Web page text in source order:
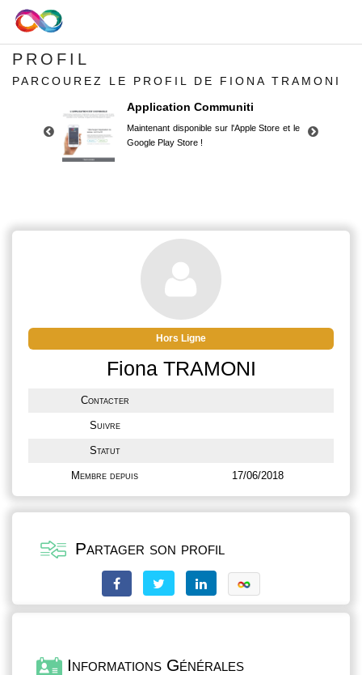
PROFIL
PARCOUREZ LE PROFIL DE FIONA TRAMONI
Application Communiti
Maintenant disponible sur l'Apple Store et le
Google Play Store !
Google Play Store !
Hors Ligne
Fiona TRAMONI
Contacter
Suivre
Statut
Membre depuis 17/06/2018
Partager son profil
Informations Générales